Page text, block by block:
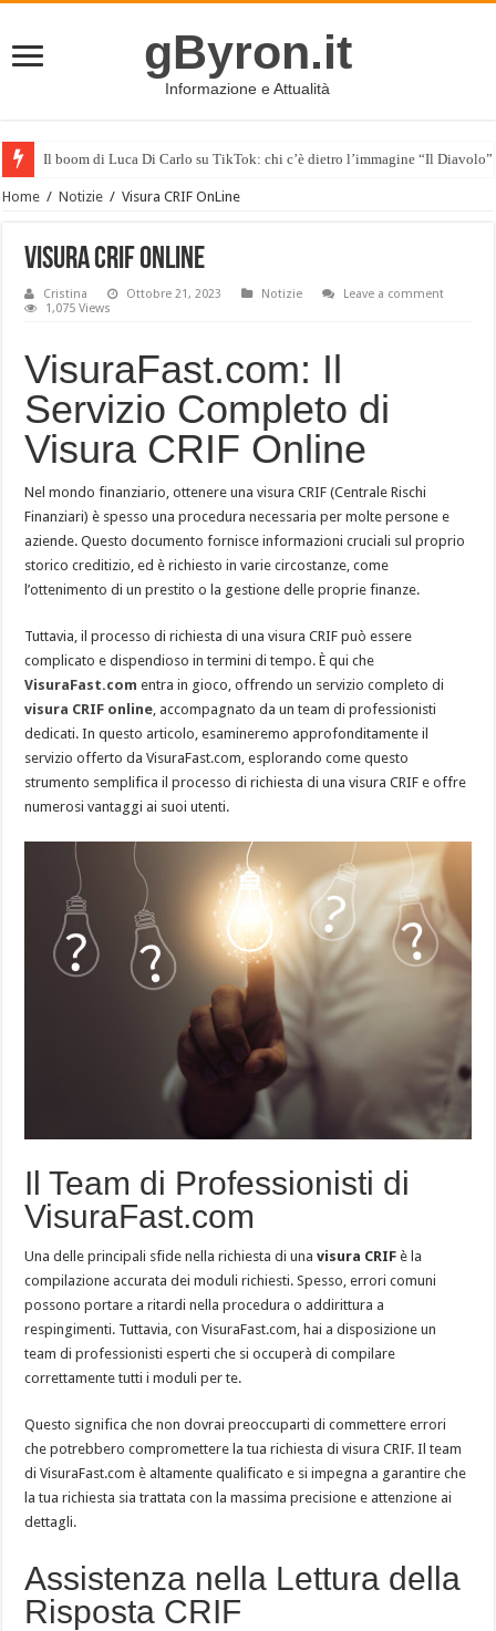
gByron.it
Informazione e Attualità
Il boom di Luca Di Carlo su TikTok: chi c’è dietro l’immagine “Il Diavolo”
Home / Notizie / Visura CRIF OnLine
Visura CRIF OnLine
Cristina Ottobre 21, 2023 Notizie
Leave a comment
1,075 Views
VisuraFast.com: Il
Servizio Completo di
Visura CRIF Online
Nel mondo finanziario, ottenere una visura CRIF (Centrale Rischi
Finanziari) è spesso una procedura necessaria per molte persone e
aziende. Questo documento fornisce informazioni cruciali sul proprio
storico creditizio, ed è richiesto in varie circostanze, come
l’ottenimento di un prestito o la gestione delle proprie finanze.
Tuttavia, il processo di richiesta di una visura CRIF può essere
complicato e dispendioso in termini di tempo. È qui che
VisuraFast.com entra in gioco, offrendo un servizio completo di
visura CRIF online, accompagnato da un team di professionisti
dedicati. In questo articolo, esamineremo approfonditamente il
servizio offerto da VisuraFast.com, esplorando come questo
strumento semplifica il processo di richiesta di una visura CRIF e offre
numerosi vantaggi ai suoi utenti.
Il Team di Professionisti di
VisuraFast.com
Una delle principali sfide nella richiesta di una visura CRIF è la
compilazione accurata dei moduli richiesti. Spesso, errori comuni
possono portare a ritardi nella procedura o addirittura a
respingimenti. Tuttavia, con VisuraFast.com, hai a disposizione un
team di professionisti esperti che si occuperà di compilare
correttamente tutti i moduli per te.
Questo significa che non dovrai preoccuparti di commettere errori
che potrebbero compromettere la tua richiesta di visura CRIF. Il team
di VisuraFast.com è altamente qualificato e si impegna a garantire che
la tua richiesta sia trattata con la massima precisione e attenzione ai
dettagli.
Assistenza nella Lettura della
Risposta CRIF